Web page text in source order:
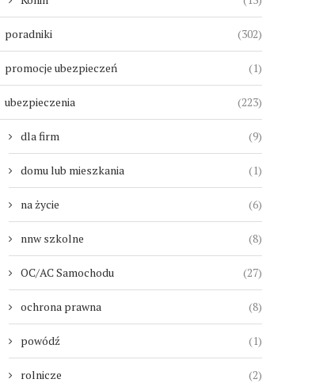
poradniki (302)
promocje ubezpieczeń (1)
ubezpieczenia (223)
dla firm (9)
domu lub mieszkania (1)
na życie (6)
nnw szkolne (8)
OC/AC Samochodu (27)
ochrona prawna (8)
powódź (1)
rolnicze (2)